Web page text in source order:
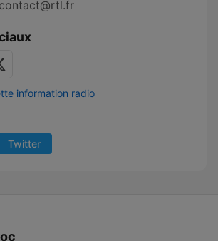
contact@rtl.fr
information radio
Twitter